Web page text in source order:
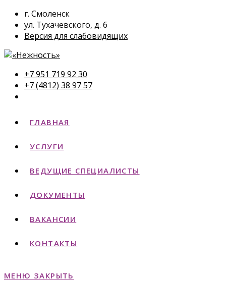
г. Смоленск
ул. Тухачевского, д. 6
Версия для слабовидящих
+7 951 719 92 30
+7 (4812) 38 97 57
ГЛАВНАЯ
УСЛУГИ
ВЕДУЩИЕ СПЕЦИАЛИСТЫ
ДОКУМЕНТЫ
ВАКАНСИИ
КОНТАКТЫ
МЕНЮ ЗАКРЫТЬ